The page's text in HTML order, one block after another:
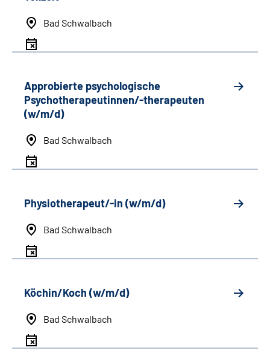
Bad Schwalbach
Approbierte psychologische
Psychotherapeutinnen/-therapeuten
(w/m/d)
Bad Schwalbach
Physiotherapeut/-in (w/m/d)
Bad Schwalbach
Köchin/Koch (w/m/d)
Bad Schwalbach